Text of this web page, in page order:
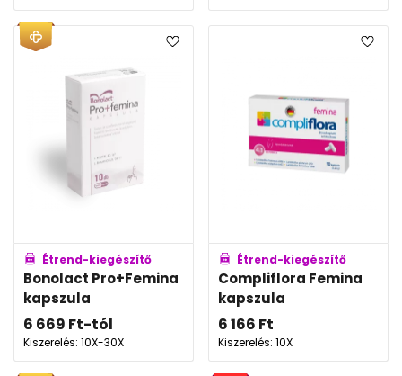
Étrend-kiegészítő
Bonolact Pro+Femina
kapszula
6 669 Ft-tól
Kiszerelés: 10X-30X
Étrend-kiegészítő
Compliflora Femina
kapszula
6 166 Ft
Kiszerelés: 10X